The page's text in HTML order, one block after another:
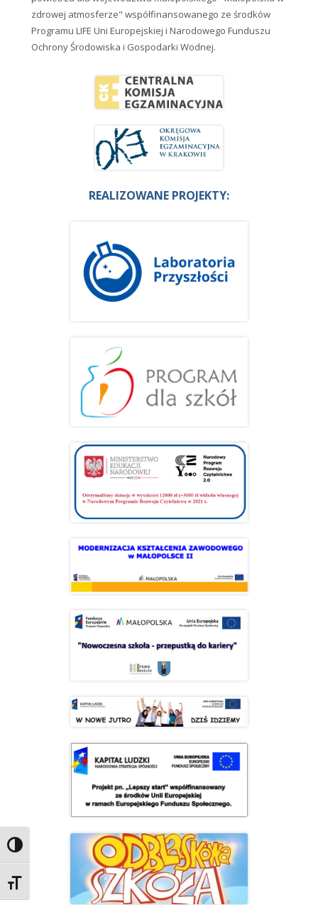
Przełącz wysoki kontrast
Zmień rozmiar czcionek
zdrowej atmosferze" współfinansowanego ze środków
Programu LIFE Uni Europejskiej i Narodowego Funduszu
Ochrony Środowiska i Gospodarki Wodnej.
REALIZOWANE PROJEKTY: